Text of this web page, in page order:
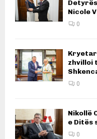
Nicole
0
zhvilloi
0
Nikollë
e Ditës
0